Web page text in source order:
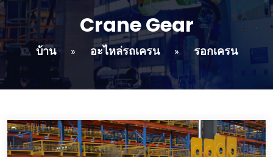
Crane Gear
บ้าน » อะไหล่รถเครน » รอกเครน